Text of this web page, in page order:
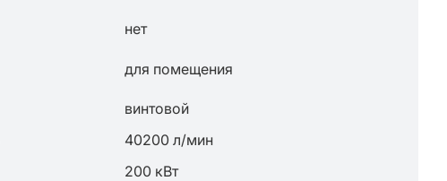
нет
для помещения
винтовой
40200 л/мин
200 кВт